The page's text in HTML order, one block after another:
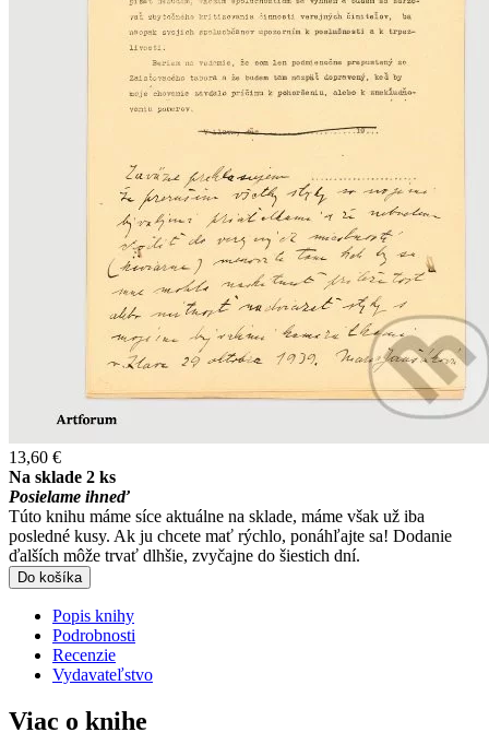
13,60 €
Na sklade 2 ks
Posielame ihneď
Túto knihu máme síce aktuálne na sklade, máme však už iba
posledné kusy. Ak ju chcete mať rýchlo, ponáhľajte sa! Dodanie
ďalších môže trvať dlhšie, zvyčajne do šiestich dní.
Do košíka
Popis knihy
Podrobnosti
Recenzie
Vydavateľstvo
Viac o knihe